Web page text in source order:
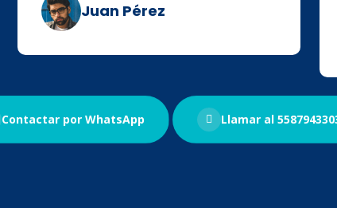
Juan Pérez
Contactar por WhatsApp Llamar al